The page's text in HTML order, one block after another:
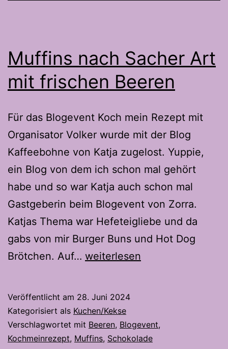
mehr
Muffins nach Sacher Art
mit frischen Beeren
Für das Blogevent Koch mein Rezept mit
Organisator Volker wurde mit der Blog
Kaffeebohne von Katja zugelost. Yuppie,
ein Blog von dem ich schon mal gehört
habe und so war Katja auch schon mal
Gastgeberin beim Blogevent von Zorra.
Katjas Thema war Hefeteigliebe und da
gabs von mir Burger Buns und Hot Dog
Brötchen. Auf… Muffins
Art
mit
frischen
weiterlesen
Veröffentlicht am 28. Juni 2024
Kategorisiert als Kuchen/Kekse
Verschlagwortet mit Beeren, Blogevent,
Kochmeinrezept, Muffins, Schokolade